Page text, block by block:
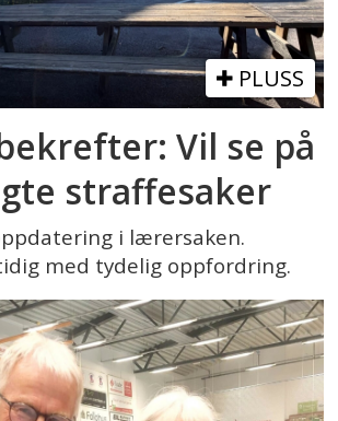
PLUSS
Vil se på
straffesaker
i lærersaken.
med tydelig oppfordring.